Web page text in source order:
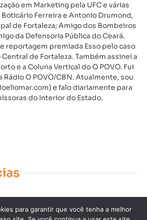
em Marketing pela UFC e várias
Ferreira e Antonio Drumond,
de Fortaleza; Amigo dos Bombeiros
da Defensoria Pública do Ceará.
reportagem premiada Esso pelo caso
de Fortaleza. Também assinei a
e a Coluna Vertical do O POVO. Fui
O POVO/CBN. Atualmente, sou
e falo diariamente para
do Interior do Estado.
para garantir que você tenha a melhor